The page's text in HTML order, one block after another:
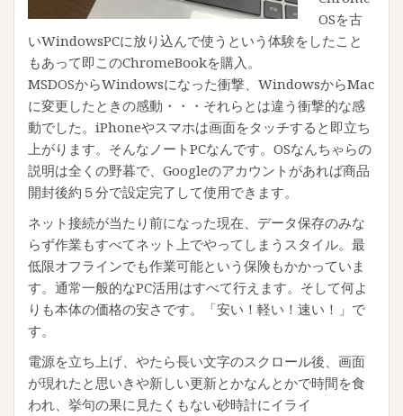
OSを古
いWindowsPCに放り込んで使うという体験をしたこと
もあって即このChromeBookを購入。
MSDOSからWindowsになった衝撃、WindowsからMac
に変更したときの感動・・・それらとは違う衝撃的な感
動でした。iPhoneやスマホは画面をタッチすると即立ち
上がります。そんなノートPCなんです。OSなんちゃらの
説明は全くの野暮で、Googleのアカウントがあれば商品
開封後約５分で設定完了して使用できます。
ネット接続が当たり前になった現在、データ保存のみな
らず作業もすべてネット上でやってしまうスタイル。最
低限オフラインでも作業可能という保険もかかっていま
す。通常一般的なPC活用はすべて行えます。そして何よ
りも本体の価格の安さです。「安い！軽い！速い！」で
す。
電源を立ち上げ、やたら長い文字のスクロール後、画面
が現れたと思いきや新しい更新とかなんとかで時間を食
われ、挙句の果に見たくもない砂時計にイライ